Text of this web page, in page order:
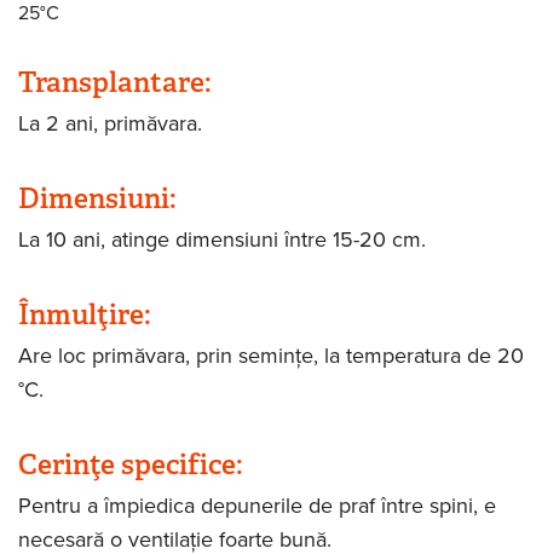
25°C
Transplantare:
La 2 ani, primăvara.
Dimensiuni:
La 10 ani, atinge dimensiuni între 15-20 cm.
Înmulţire:
Are loc primăvara, prin semințe, la temperatura de 20
°C.
Cerinţe specifice:
Pentru a împiedica depunerile de praf între spini, e
necesară o ventilație foarte bună.